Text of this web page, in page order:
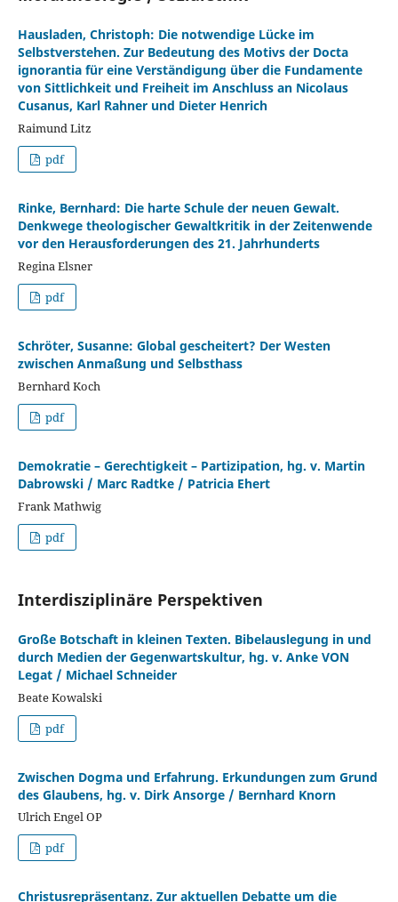
Hausladen, Christoph: Die notwendige Lücke im
Selbstverstehen. Zur Bedeutung des Motivs der Docta
ignorantia für eine Verständigung über die Fundamente
von Sittlichkeit und Freiheit im Anschluss an Nicolaus
Cusanus, Karl Rahner und Dieter Henrich
Raimund Litz
pdf
Rinke, Bernhard: Die harte Schule der neuen Gewalt.
Denkwege theologischer Gewaltkritik in der Zeitenwende
vor den Herausforderungen des 21. Jahrhunderts
Regina Elsner
pdf
Schröter, Susanne: Global gescheitert? Der Westen
zwischen Anmaßung und Selbsthass
Bernhard Koch
pdf
Demokratie – Gerechtigkeit – Partizipation, hg. v. Martin
Dabrowski / Marc Radtke / Patricia Ehert
Frank Mathwig
pdf
Interdisziplinäre Perspektiven
Große Botschaft in kleinen Texten. Bibelauslegung in und
durch Medien der Gegenwartskultur, hg. v. Anke VON
Legat / Michael Schneider
Beate Kowalski
pdf
Zwischen Dogma und Erfahrung. Erkundungen zum Grund
des Glaubens, hg. v. Dirk Ansorge / Bernhard Knorn
Ulrich Engel OP
pdf
Christusrepräsentanz. Zur aktuellen Debatte um die